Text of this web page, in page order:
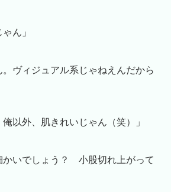
ん」
。ヴィジュアル系じゃねえんだから
以外、肌きれいじゃん（笑）」
かいでしょう？ 小股切れ上がって